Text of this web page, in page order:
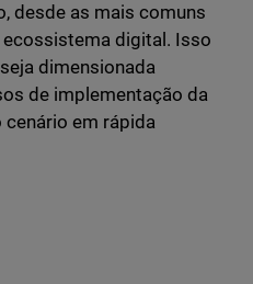
desde as mais comuns
digital. Isso
dimensionada
de implementação da
em rápida